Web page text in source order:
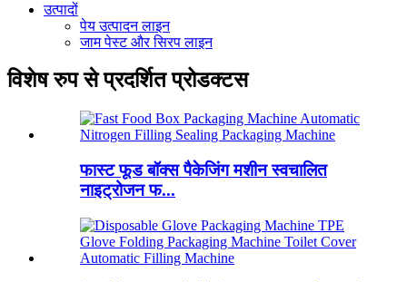
उत्पादों
पेय उत्पादन लाइन
जाम पेस्ट और सिरप लाइन
विशेष रुप से प्रदर्शित प्रोडक्टस
फास्ट फूड बॉक्स पैकेजिंग मशीन स्वचालित
नाइट्रोजन फ...